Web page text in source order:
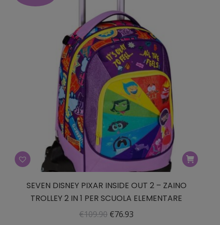
€59.90.
SEVEN DISNEY PIXAR INSIDE OUT 2 – ZAINO
TROLLEY 2 IN 1 PER SCUOLA ELEMENTARE
€109.90 Il
€76.93